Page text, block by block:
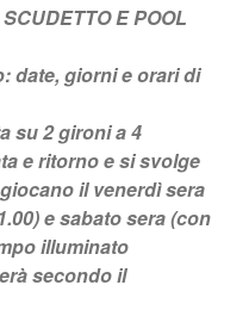
E POOL
date, giorni e orari di
su 2 gironi a 4
e ritorno e si svolge
il venerdì sera
e sabato sera (con
illuminato
secondo il